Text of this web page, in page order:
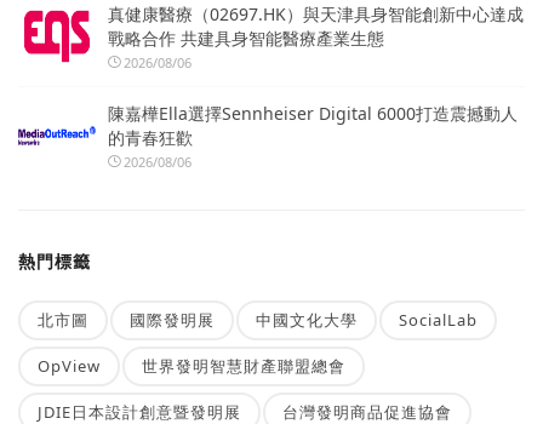
真健康醫療（02697.HK）與天津具身智能創新中心達成
戰略合作 共建具身智能醫療產業生態
2026/08/06
陳嘉樺Ella選擇Sennheiser Digital 6000打造震撼動人
的青春狂歡
2026/08/06
熱門標籤
北市圖 國際發明展 中國文化大學 SocialLab
OpView 世界發明智慧財產聯盟總會
JDIE日本設計創意暨發明展 台灣發明商品促進協會